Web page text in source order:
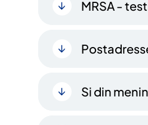
MRSA -
Si din